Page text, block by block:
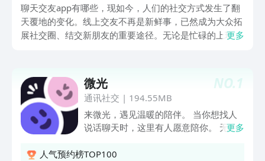
聊天交友app有哪些，现如今，人们的社交方式发生了翻
天覆地的变化。线上交友不再是新鲜事，已然成为大众拓
展社交圈、结交新朋友的重要途径。无论是忙碌的上班
家推荐几款各具特色的聊天交友app，帮你精准找到契合
自身需求的社交工具。
更多
NO.1
微光
通讯社交 | 194.55MB
来微光，遇见温暖的陪伴。 当你想找人
说话聊天时，这里有人愿意陪你。 无论
能寻到属于自己的缘分~ 社恐也不用担
更多
人气预约榜TOP100